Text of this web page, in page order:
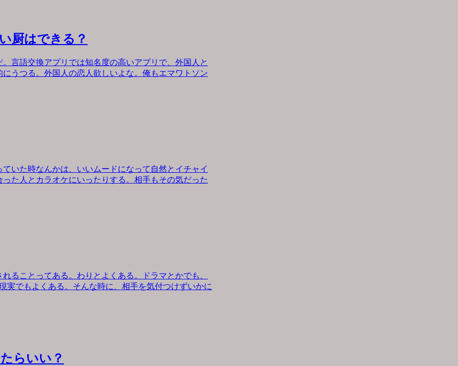
厨はできる？
言語交換アプリでは知名度の高いアプリで、外国人と
うつる。外国人の恋人欲しいよな。俺もエマワトソン
いた時なんかは、いいムードになって自然とイチャイ
た人とカラオケにいったりする。相手もその気だった
ることってある。わりとよくある。ドラマとかでも、
実でもよくある。そんな時に、相手を気付つけずいかに
らいい？